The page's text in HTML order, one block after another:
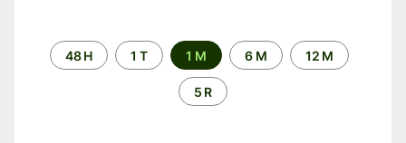
Time
period
48 H 1 T 1 M 6 M 12 M
5 R